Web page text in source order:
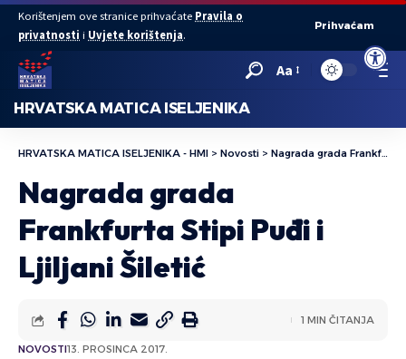
Open
Korištenjem ove stranice prihvaćate Pravila o
privatnosti i Uvjete korištenja.
Prihvaćam
Aa
HRVATSKA MATICA ISELJENIKA
HRVATSKA MATICA ISELJENIKA - HMI > Novosti > Nagrada grada Frankfurta Stipi Puđi i Ljiljani Šiletić
Nagrada grada
Frankfurta Stipi Puđi i
Ljiljani Šiletić
NOVOSTI13. PROSINCA 2017.
1 MIN ČITANJA